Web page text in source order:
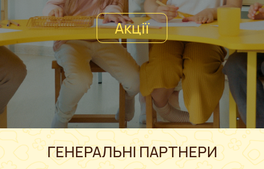
Акції
ГЕНЕРАЛЬНІ ПАРТНЕРИ